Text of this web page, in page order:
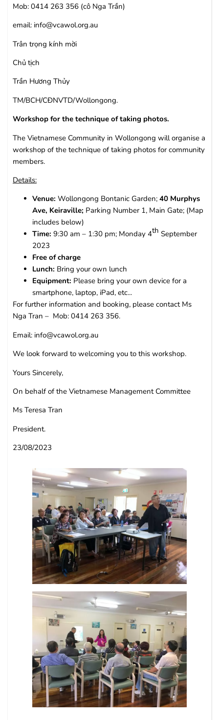
Mob: 0414 263 356 (cô Nga Trần)
email: info@vcawol.org.au
Trân trọng kính mời
Chủ tịch
Trần Hương Thủy
TM/BCH/CĐNVTD/Wollongong.
Workshop for the technique of taking photos.
The Vietnamese Community in Wollongong will organise a
workshop of the technique of taking photos for community
members.
Details:
Venue: Wollongong Bontanic Garden; 40 Murphys
Ave, Keiraville; Parking Number 1, Main Gate; (Map
includes below)
Time: 9:30 am – 1:30 pm; Monday 4th September
2023
Free of charge
Lunch: Bring your own lunch
Equipment: Please bring your own device for a
smartphone, laptop, iPad, etc...
For further information and booking, please contact Ms
Nga Tran – Mob: 0414 263 356.
Email: info@vcawol.org.au
We look forward to welcoming you to this workshop.
Yours Sincerely,
On behalf of the Vietnamese Management Committee
Ms Teresa Tran
President.
23/08/2023